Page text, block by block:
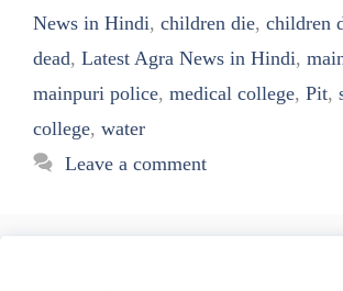
News in Hindi, children die, children
dead, Latest Agra News in Hindi,
mainpuri police, medical college, Pit,
college, water
Leave a comment